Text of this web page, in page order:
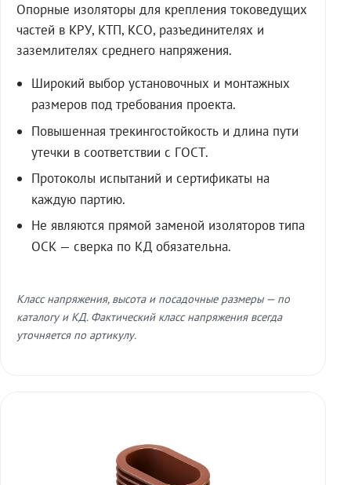
Опорные изоляторы для крепления токоведущих
частей в КРУ, КТП, КСО, разъединителях и
заземлителях среднего напряжения.
Широкий выбор установочных и монтажных
размеров под требования проекта.
Повышенная трекингостойкость и длина пути
утечки в соответствии с ГОСТ.
Протоколы испытаний и сертификаты на
каждую партию.
Не являются прямой заменой изоляторов типа
ОСК — сверка по КД обязательна.
Класс напряжения, высота и посадочные размеры — по
каталогу и КД. Фактический класс напряжения всегда
уточняется по артикулу.